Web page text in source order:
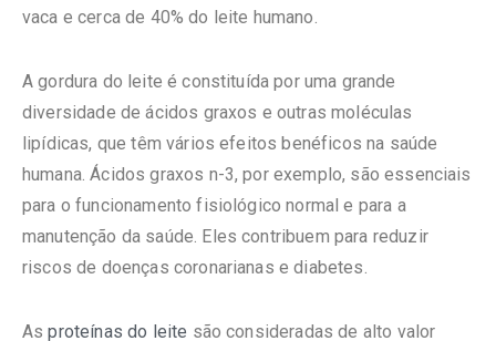
vaca e cerca de 40% do leite humano.
A gordura do leite é constituída por uma grande
diversidade de ácidos graxos e outras moléculas
lipídicas, que têm vários efeitos benéficos na saúde
humana. Ácidos graxos n-3, por exemplo, são essenciais
para o funcionamento fisiológico normal e para a
manutenção da saúde. Eles contribuem para reduzir
riscos de doenças coronarianas e diabetes.
Asproteínas do leite são consideradas de alto valor